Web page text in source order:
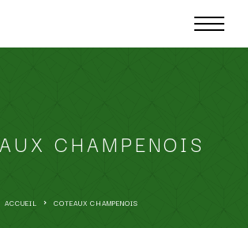
CHAMPENOIS
ACCUEIL COTEAUX CHAMPENOIS